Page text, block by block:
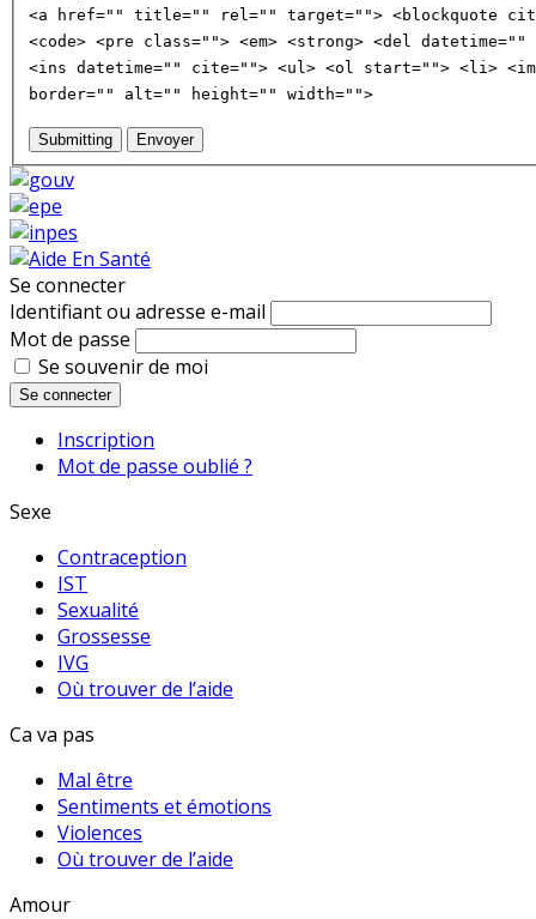
<a href="" title="" rel="" target=""> <blockquote
<code> <pre class=""> <em> <strong> <del
<ins datetime="" cite=""> <ul> <ol start=""> <li>
border="" alt="" height="" width="">
Submitting Envoyer
Se connecter
Identifiant ou adresse e-mail
Mot de passe
Se souvenir de moi
Se connecter
Inscription
Mot de passe oublié ?
Sexe
Contraception
IST
Sexualité
Grossesse
IVG
Où trouver de l’aide
Ca va pas
Mal être
Sentiments et émotions
Violences
Où trouver de l’aide
Amour